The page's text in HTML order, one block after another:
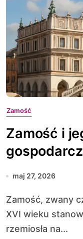
Zamość
Zamość i
maj 27, 2026
Zamość, zwany często „Perłą Renesansu”, od
XVI wieku
rzemiosła na...